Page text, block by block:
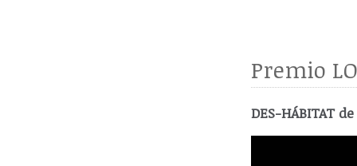
Premio
DES-HÁBITAT